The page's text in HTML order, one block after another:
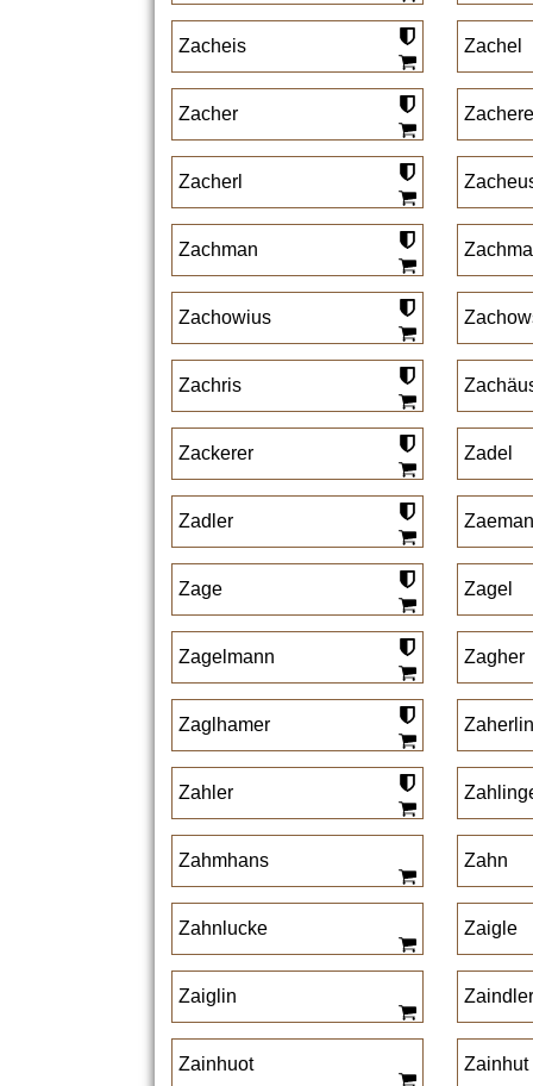
Zacheis Zachel
Zacher
Zacherl
Zachman
Zachowius
Zachris
Zackerer Zadel
Zadler
Zage Zagel
Zagelmann Zagher
Zaglhamer Zaherlin
Zahler
Zahmhans Zahn
Zahnlucke Zaigle
Zaiglin Zaindler
Zainhuot Zainhut